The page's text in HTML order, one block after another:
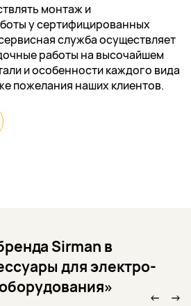
монтаж и
у сертифицированных
служба осуществляет
работы на высочайшем
и особенности каждого вида
пожелания наших клиентов.
Sirman в
для электро-
← →